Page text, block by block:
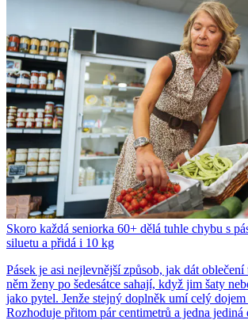
Skoro každá seniorka 60+ dělá tuhle chybu s
siluetu a přidá i 10 kg
Pásek je asi nejlevnější způsob, jak dát
něm ženy po šedesátce sahají, když jim šaty
jako pytel. Jenže stejný doplněk umí celý
Rozhoduje přitom pár centimetrů a jedna jediná